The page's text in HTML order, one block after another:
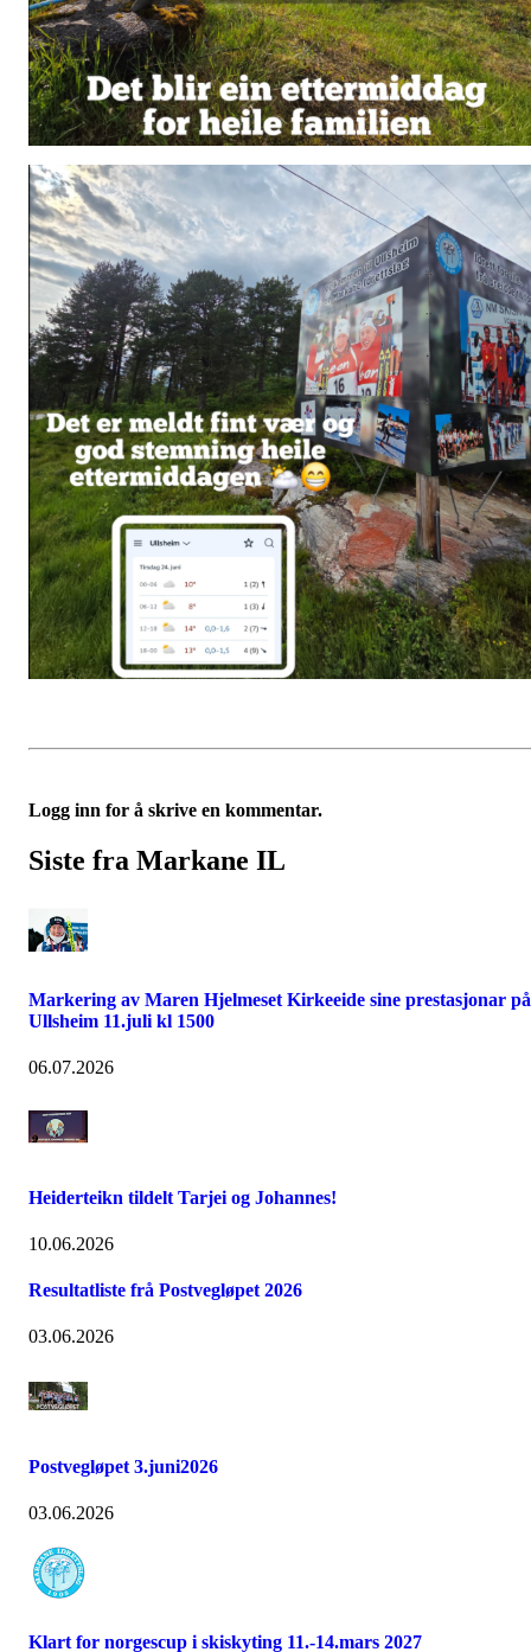
Logg inn for å skrive en kommentar.
Siste fra Markane IL
Markering av Maren Hjelmeset Kirkeeide sine prestasjonar på
Ullsheim 11.juli kl 1500
06.07.2026
Heiderteikn tildelt Tarjei og Johannes!
10.06.2026
Resultatliste frå Postvegløpet 2026
03.06.2026
Postvegløpet 3.juni2026
03.06.2026
Klart for norgescup i skiskyting 11.-14.mars 2027